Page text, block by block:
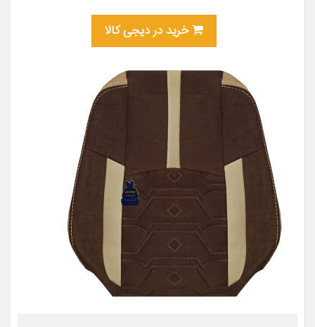
خرید در دیجی کالا